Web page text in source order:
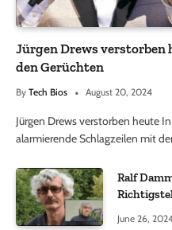
Jürgen Drews verstorben
den Gerüchten
By Tech Bios August 20, 2024
Jürgen Drews verstorben heute
alarmierende Schlagzeilen mit
Ralf
June 26,